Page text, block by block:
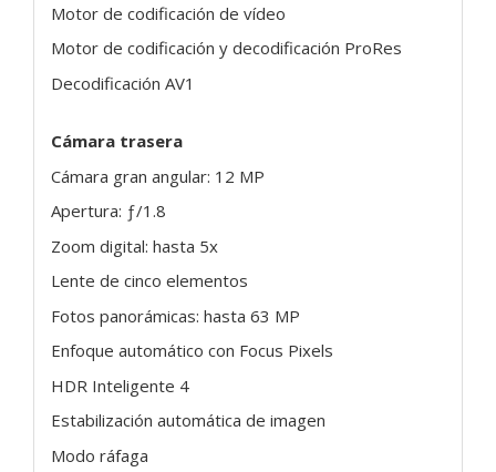
Motor de codificación de vídeo
Motor de codificación y decodificación ProRes
Decodificación AV1
Cámara trasera
Cámara gran angular: 12 MP
Apertura: ƒ/1.8
Zoom digital: hasta 5x
Lente de cinco elementos
Fotos panorámicas: hasta 63 MP
Enfoque automático con Focus Pixels
HDR Inteligente 4
Estabilización automática de imagen
Modo ráfaga